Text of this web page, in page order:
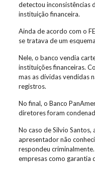
detectou inconsistências
instituição financeira.
Ainda de acordo com o
se tratava de um
Nele, o banco vendia
instituições financeiras.
mas as dívidas vendidas
registros.
No final, o Banco
diretores foram
No caso de Silvio Santos,
apresentador não
respondeu
empresas como garantia